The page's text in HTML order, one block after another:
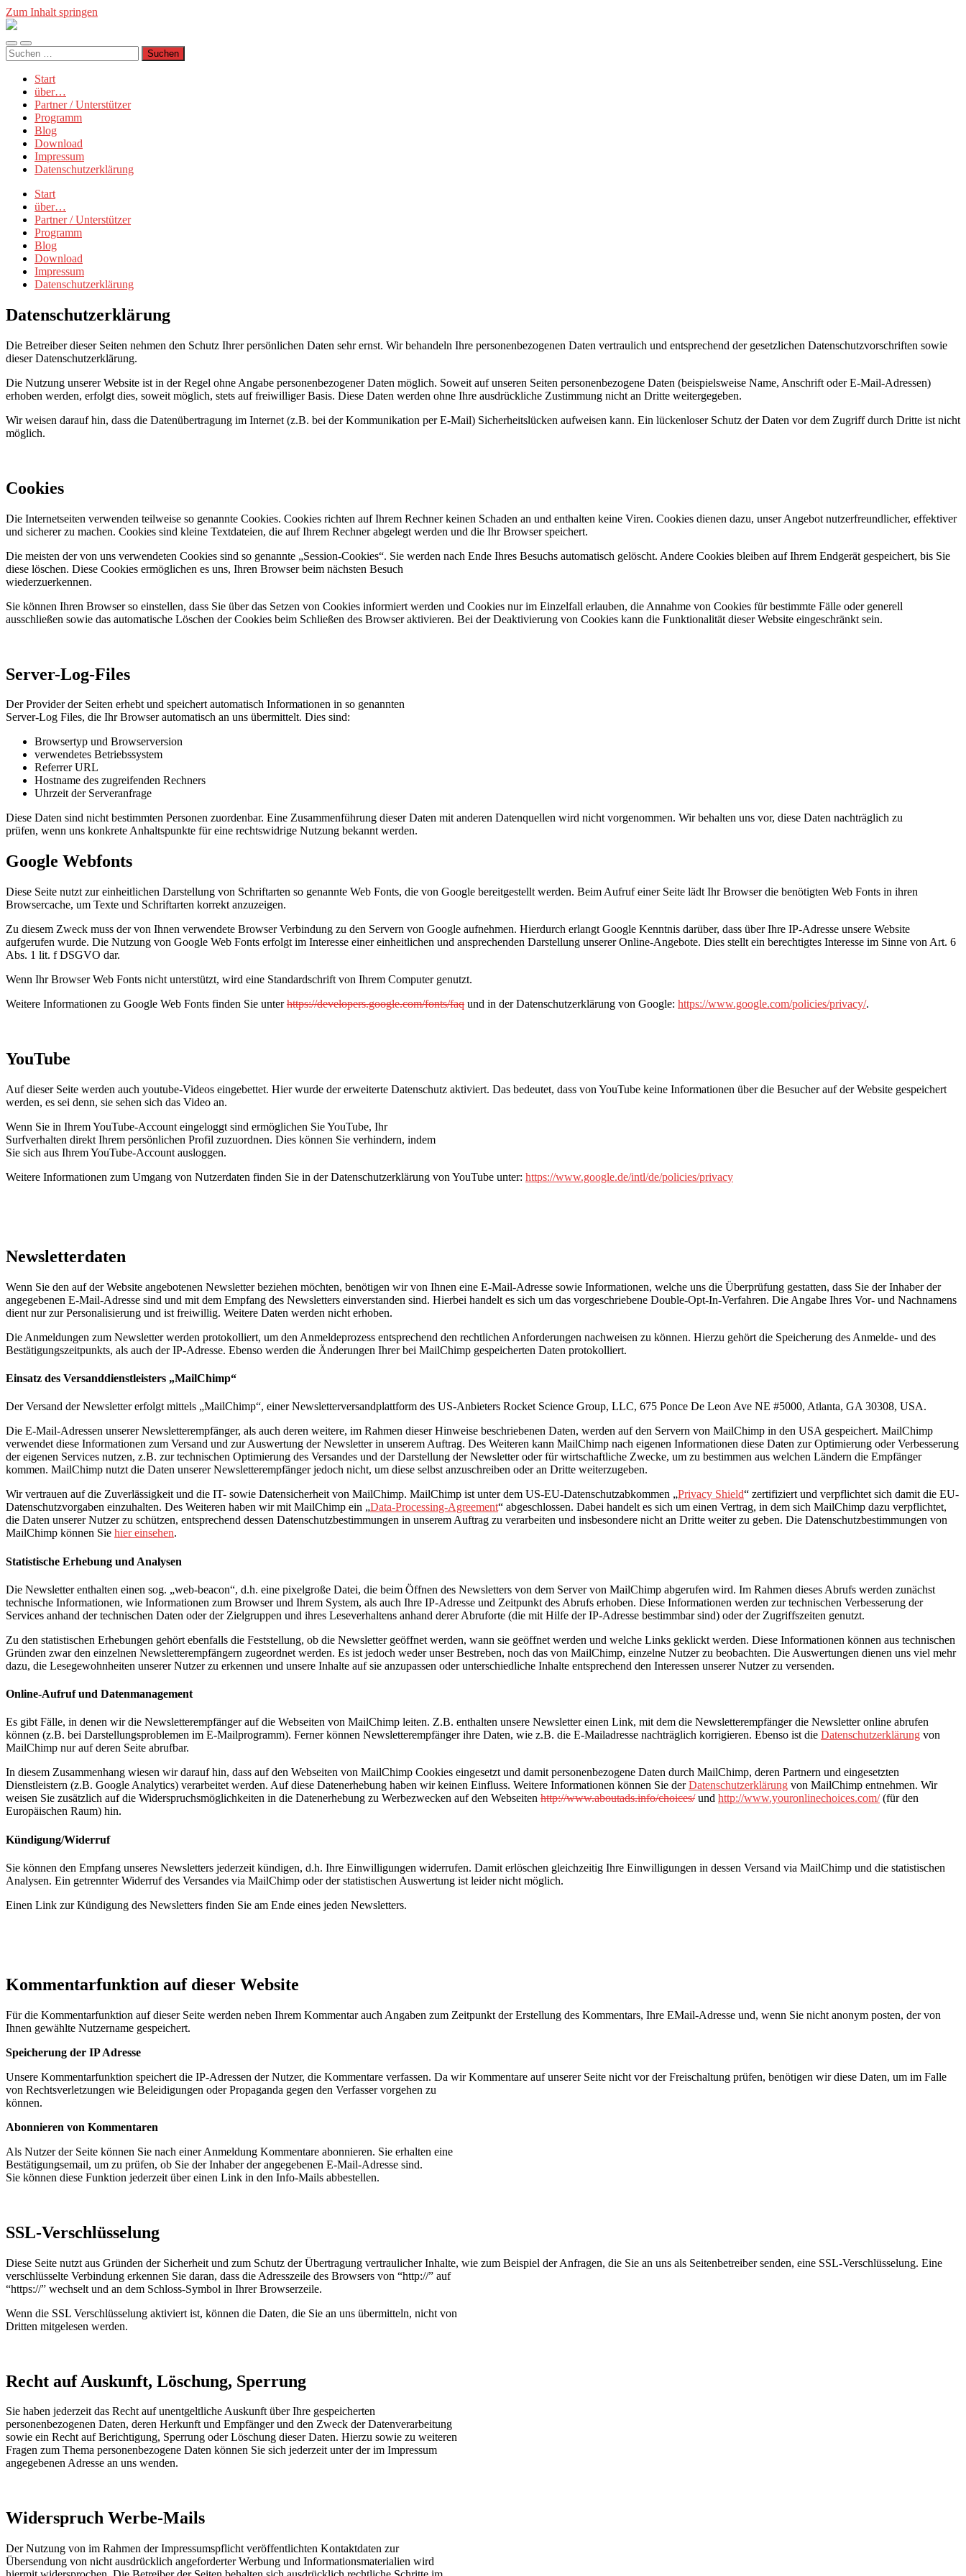
Zum Inhalt springen
Münchner
Mobile-
Menü
Suchfeld
ein-/ausblenden
Suchen
nach:
Start
über…
Partner / Unterstützer
Programm
Blog
Download
Impressum
Datenschutzerklärung
Start
über…
Partner / Unterstützer
Programm
Blog
Download
Impressum
Datenschutzerklärung
Datenschutzerklärung
Die Betreiber dieser Seiten nehmen den Schutz Ihrer persönlichen Daten sehr ernst. Wir behandeln Ihre personenbezogenen Daten vertraulich und entsprechend der gesetzlichen Datenschutzvorschriften sowie
dieser Datenschutzerklärung.
Die Nutzung unserer Website ist in der Regel ohne Angabe personenbezogener Daten möglich. Soweit auf unseren Seiten personenbezogene Daten (beispielsweise Name, Anschrift oder E-Mail-Adressen)
erhoben werden, erfolgt dies, soweit möglich, stets auf freiwilliger Basis. Diese Daten werden ohne Ihre ausdrückliche Zustimmung nicht an Dritte weitergegeben.
Wir weisen darauf hin, dass die Datenübertragung im Internet (z.B. bei der Kommunikation per E-Mail) Sicherheitslücken aufweisen kann. Ein lückenloser Schutz der Daten vor dem Zugriff durch Dritte ist nicht
möglich.
Cookies
Die Internetseiten verwenden teilweise so genannte Cookies. Cookies richten auf Ihrem Rechner keinen Schaden an und enthalten keine Viren. Cookies dienen dazu, unser Angebot nutzerfreundlicher, effektiver
und sicherer zu machen. Cookies sind kleine Textdateien, die auf Ihrem Rechner abgelegt werden und die Ihr Browser speichert.
Die meisten der von uns verwendeten Cookies sind so genannte „Session-Cookies“. Sie werden nach Ende Ihres Besuchs automatisch gelöscht. Andere Cookies bleiben auf Ihrem Endgerät gespeichert, bis Sie
diese löschen. Diese Cookies ermöglichen es uns, Ihren Browser beim nächsten Besuch
wiederzuerkennen.
Sie können Ihren Browser so einstellen, dass Sie über das Setzen von Cookies informiert werden und Cookies nur im Einzelfall erlauben, die Annahme von Cookies für bestimmte Fälle oder generell
ausschließen sowie das automatische Löschen der Cookies beim Schließen des Browser aktivieren. Bei der Deaktivierung von Cookies kann die Funktionalität dieser Website eingeschränkt sein.
Server-Log-Files
Der Provider der Seiten erhebt und speichert automatisch Informationen in so genannten
Server-Log Files, die Ihr Browser automatisch an uns übermittelt. Dies sind:
Browsertyp und Browserversion
verwendetes Betriebssystem
Referrer URL
Hostname des zugreifenden Rechners
Uhrzeit der Serveranfrage
Diese Daten sind nicht bestimmten Personen zuordenbar. Eine Zusammenführung dieser Daten mit anderen Datenquellen wird nicht vorgenommen. Wir behalten uns vor, diese Daten nachträglich zu
prüfen, wenn uns konkrete Anhaltspunkte für eine rechtswidrige Nutzung bekannt werden.
Google Webfonts
Diese Seite nutzt zur einheitlichen Darstellung von Schriftarten so genannte Web Fonts, die von Google bereitgestellt werden. Beim Aufruf einer Seite lädt Ihr Browser die benötigten Web Fonts in ihren
Browsercache, um Texte und Schriftarten korrekt anzuzeigen.
Zu diesem Zweck muss der von Ihnen verwendete Browser Verbindung zu den Servern von Google aufnehmen. Hierdurch erlangt Google Kenntnis darüber, dass über Ihre IP-Adresse unsere Website
aufgerufen wurde. Die Nutzung von Google Web Fonts erfolgt im Interesse einer einheitlichen und ansprechenden Darstellung unserer Online-Angebote. Dies stellt ein berechtigtes Interesse im Sinne von Art. 6
Abs. 1 lit. f DSGVO dar.
Wenn Ihr Browser Web Fonts nicht unterstützt, wird eine Standardschrift von Ihrem Computer genutzt.
Weitere Informationen zu Google Web Fonts finden Sie unterhttps://developers.google.com/fonts/faq und in der Datenschutzerklärung von Google: https://www.google.com/policies/privacy/.
YouTube
Auf dieser Seite werden auch youtube-Videos eingebettet. Hier wurde der erweiterte Datenschutz aktiviert. Das bedeutet, dass von YouTube keine Informationen über die Besucher auf der Website gespeichert
werden, es sei denn, sie sehen sich das Video an.
Wenn Sie in Ihrem YouTube-Account eingeloggt sind ermöglichen Sie YouTube, Ihr
Surfverhalten direkt Ihrem persönlichen Profil zuzuordnen. Dies können Sie verhindern, indem
Sie sich aus Ihrem YouTube-Account ausloggen.
Weitere Informationen zum Umgang von Nutzerdaten finden Sie in der Datenschutzerklärung von YouTube unter: https://www.google.de/intl/de/policies/privacy
Newsletterdaten
Wenn Sie den auf der Website angebotenen Newsletter beziehen möchten, benötigen wir von Ihnen eine E-Mail-Adresse sowie Informationen, welche uns die Überprüfung gestatten, dass Sie der Inhaber der
angegebenen E-Mail-Adresse sind und mit dem Empfang des Newsletters einverstanden sind. Hierbei handelt es sich um das vorgeschriebene Double-Opt-In-Verfahren. Die Angabe Ihres Vor- und Nachnamens
dient nur zur Personalisierung und ist freiwillig. Weitere Daten werden nicht erhoben.
Die Anmeldungen zum Newsletter werden protokolliert, um den Anmeldeprozess entsprechend den rechtlichen Anforderungen nachweisen zu können. Hierzu gehört die Speicherung des Anmelde- und des
Bestätigungszeitpunkts, als auch der IP-Adresse. Ebenso werden die Änderungen Ihrer bei MailChimp gespeicherten Daten protokolliert.
Einsatz des Versanddienstleisters „MailChimp“
Der Versand der Newsletter erfolgt mittels „MailChimp“, einer Newsletterversandplattform des US-Anbieters Rocket Science Group, LLC, 675 Ponce De Leon Ave NE #5000, Atlanta, GA 30308, USA.
Die E-Mail-Adressen unserer Newsletterempfänger, als auch deren weitere, im Rahmen dieser Hinweise beschriebenen Daten, werden auf den Servern von MailChimp in den USA gespeichert. MailChimp
verwendet diese Informationen zum Versand und zur Auswertung der Newsletter in unserem Auftrag. Des Weiteren kann MailChimp nach eigenen Informationen diese Daten zur Optimierung oder Verbesserung
der eigenen Services nutzen, z.B. zur technischen Optimierung des Versandes und der Darstellung der Newsletter oder für wirtschaftliche Zwecke, um zu bestimmen aus welchen Ländern die Empfänger
kommen. MailChimp nutzt die Daten unserer Newsletterempfänger jedoch nicht, um diese selbst anzuschreiben oder an Dritte weiterzugeben.
Wir vertrauen auf die Zuverlässigkeit und die IT- sowie Datensicherheit von MailChimp. MailChimp ist unter dem US-EU-Datenschutzabkommen „Privacy Shield“ zertifiziert und verpflichtet sich damit die EU-
Datenschutzvorgaben einzuhalten. Des Weiteren haben wir mit MailChimp ein „Data-Processing-Agreement“ abgeschlossen. Dabei handelt es sich um einen Vertrag, in dem sich MailChimp dazu verpflichtet,
die Daten unserer Nutzer zu schützen, entsprechend dessen Datenschutzbestimmungen in unserem Auftrag zu verarbeiten und insbesondere nicht an Dritte weiter zu geben. Die Datenschutzbestimmungen von
MailChimp können Sie hier einsehen.
Statistische Erhebung und Analysen
Die Newsletter enthalten einen sog. „web-beacon“, d.h. eine pixelgroße Datei, die beim Öffnen des Newsletters von dem Server von MailChimp abgerufen wird. Im Rahmen dieses Abrufs werden zunächst
technische Informationen, wie Informationen zum Browser und Ihrem System, als auch Ihre IP-Adresse und Zeitpunkt des Abrufs erhoben. Diese Informationen werden zur technischen Verbesserung der
Services anhand der technischen Daten oder der Zielgruppen und ihres Leseverhaltens anhand derer Abruforte (die mit Hilfe der IP-Adresse bestimmbar sind) oder der Zugriffszeiten genutzt.
Zu den statistischen Erhebungen gehört ebenfalls die Feststellung, ob die Newsletter geöffnet werden, wann sie geöffnet werden und welche Links geklickt werden. Diese Informationen können aus technischen
Gründen zwar den einzelnen Newsletterempfängern zugeordnet werden. Es ist jedoch weder unser Bestreben, noch das von MailChimp, einzelne Nutzer zu beobachten. Die Auswertungen dienen uns viel mehr
dazu, die Lesegewohnheiten unserer Nutzer zu erkennen und unsere Inhalte auf sie anzupassen oder unterschiedliche Inhalte entsprechend den Interessen unserer Nutzer zu versenden.
Online-Aufruf und Datenmanagement
Es gibt Fälle, in denen wir die Newsletterempfänger auf die Webseiten von MailChimp leiten. Z.B. enthalten unsere Newsletter einen Link, mit dem die Newsletterempfänger die Newsletter online abrufen
können (z.B. bei Darstellungsproblemen im E-Mailprogramm). Ferner können Newsletterempfänger ihre Daten, wie z.B. die E-Mailadresse nachträglich korrigieren. Ebenso ist die Datenschutzerklärung von
MailChimp nur auf deren Seite abrufbar.
In diesem Zusammenhang wiesen wir darauf hin, dass auf den Webseiten von MailChimp Cookies eingesetzt und damit personenbezogene Daten durch MailChimp, deren Partnern und eingesetzten
Dienstleistern (z.B. Google Analytics) verarbeitet werden. Auf diese Datenerhebung haben wir keinen Einfluss. Weitere Informationen können Sie derDatenschutzerklärung von MailChimp entnehmen. Wir
weisen Sie zusätzlich auf die Widerspruchsmöglichkeiten in die Datenerhebung zu Werbezwecken auf den Webseiten http://www.aboutads.info/choices/und http://www.youronlinechoices.com/(für den
Europäischen Raum) hin.
Kündigung/Widerruf
Sie können den Empfang unseres Newsletters jederzeit kündigen, d.h. Ihre Einwilligungen widerrufen. Damit erlöschen gleichzeitig Ihre Einwilligungen in dessen Versand via MailChimp und die statistischen
Analysen. Ein getrennter Widerruf des Versandes via MailChimp oder der statistischen Auswertung ist leider nicht möglich.
Einen Link zur Kündigung des Newsletters finden Sie am Ende eines jeden Newsletters.
Kommentarfunktion auf dieser Website
Für die Kommentarfunktion auf dieser Seite werden neben Ihrem Kommentar auch Angaben zum Zeitpunkt der Erstellung des Kommentars, Ihre EMail-Adresse und, wenn Sie nicht anonym posten, der von
Ihnen gewählte Nutzername gespeichert.
Speicherung der IP Adresse
Unsere Kommentarfunktion speichert die IP-Adressen der Nutzer, die Kommentare verfassen. Da wir Kommentare auf unserer Seite nicht vor der Freischaltung prüfen, benötigen wir diese Daten, um im Falle
von Rechtsverletzungen wie Beleidigungen oder Propaganda gegen den Verfasser vorgehen zu
können.
Abonnieren von Kommentaren
Als Nutzer der Seite können Sie nach einer Anmeldung Kommentare abonnieren. Sie erhalten eine
Bestätigungsemail, um zu prüfen, ob Sie der Inhaber der angegebenen E-Mail-Adresse sind.
Sie können diese Funktion jederzeit über einen Link in den Info-Mails abbestellen.
SSL-Verschlüsselung
Diese Seite nutzt aus Gründen der Sicherheit und zum Schutz der Übertragung vertraulicher Inhalte, wie zum Beispiel der Anfragen, die Sie an uns als Seitenbetreiber senden, eine SSL-Verschlüsselung. Eine
verschlüsselte Verbindung erkennen Sie daran, dass die Adresszeile des Browsers von “http://” auf
“https://” wechselt und an dem Schloss-Symbol in Ihrer Browserzeile.
Wenn die SSL Verschlüsselung aktiviert ist, können die Daten, die Sie an uns übermitteln, nicht von
Dritten mitgelesen werden.
Recht auf Auskunft, Löschung, Sperrung
Sie haben jederzeit das Recht auf unentgeltliche Auskunft über Ihre gespeicherten
personenbezogenen Daten, deren Herkunft und Empfänger und den Zweck der Datenverarbeitung
sowie ein Recht auf Berichtigung, Sperrung oder Löschung dieser Daten. Hierzu sowie zu weiteren
Fragen zum Thema personenbezogene Daten können Sie sich jederzeit unter der im Impressum
angegebenen Adresse an uns wenden.
Widerspruch Werbe-Mails
Der Nutzung von im Rahmen der Impressumspflicht veröffentlichten Kontaktdaten zur
Übersendung von nicht ausdrücklich angeforderter Werbung und Informationsmaterialien wird